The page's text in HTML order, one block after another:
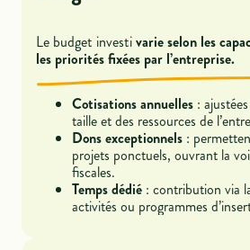
Le budget investivarie selon les
les priorités fixées par l’entreprise.
Cotisations annuelles :
taille et des ressources de
Dons exceptionnels :
projets ponctuels, ouvrant la
fiscales.
Temps dédié : contribution via
activités ou programmes